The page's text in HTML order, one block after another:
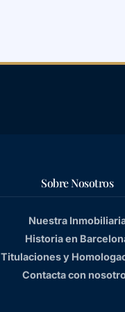
Sobre Nosotros
Nuestra
Historia en
Titulaciones y
Contacta con